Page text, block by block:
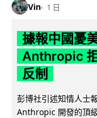
Vin 1 日
據報中國憂
Anthropic
反制
彭博社引述知情人士
Anthropic 開發的頂